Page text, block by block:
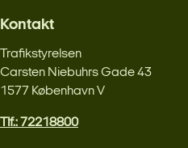
Kontakt
Trafikstyrelsen
Carsten Niebuhrs Gade 43
1577 København V
Tlf.: 72218800